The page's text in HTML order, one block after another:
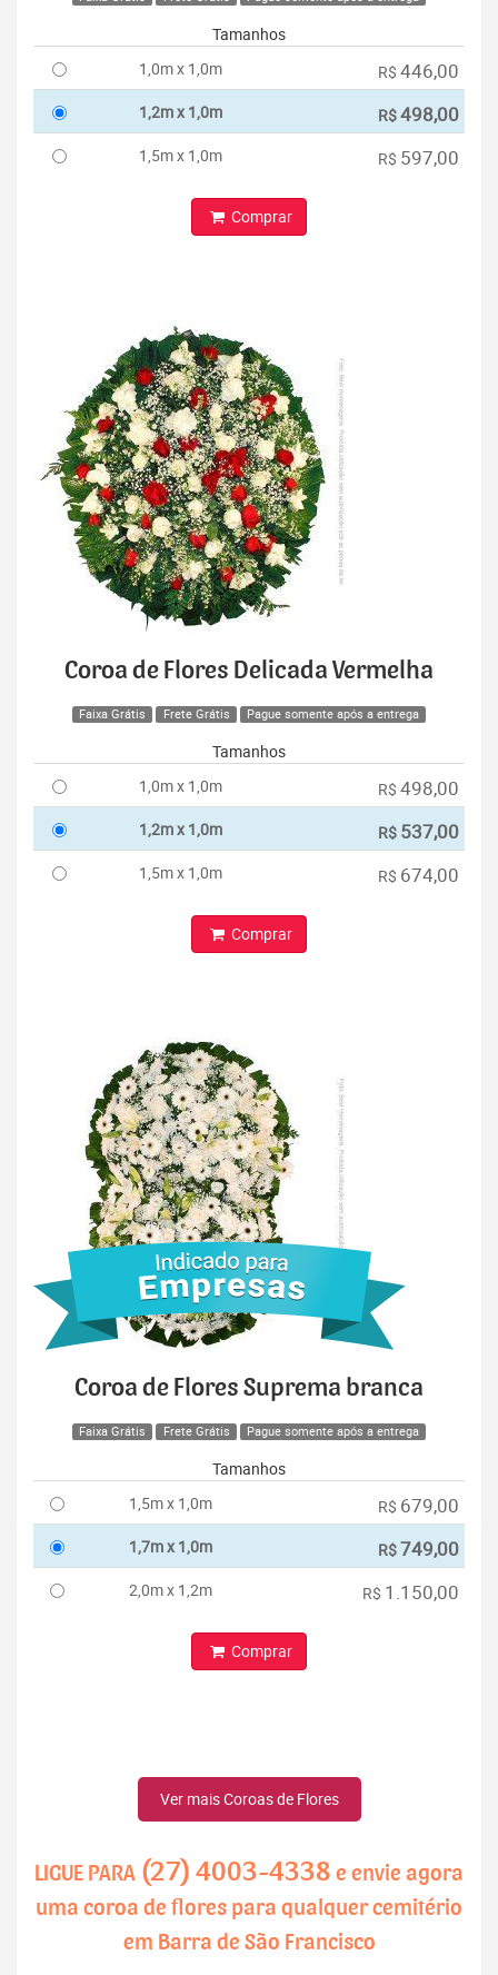
Tamanhos
1,0m x 1,0m
R$ 446,00
1,2m x 1,0m R$498,00
1,5m x 1,0m R$ 597,00
Comprar
Coroa de Flores Delicada Vermelha
Faixa Grátis Frete Grátis Pague somente após a entrega
Tamanhos
1,0m x 1,0m
R$ 498,00
1,2m x 1,0m R$ 537,00
1,5m x 1,0m R$ 674,00
Comprar
Coroa de Flores Suprema branca
Faixa Grátis Frete Grátis Pague somente após a entrega
Tamanhos
1,5m x 1,0m
R$ 679,00
1,7m x 1,0m R$749,00
2,0m x 1,2m R$ 1.150,00
Comprar
Ver mais Coroas de Flores
LIGUE PARA (27) 4003-4338 e envie agora
uma coroa de flores para qualquer cemitério
em Barra de São Francisco